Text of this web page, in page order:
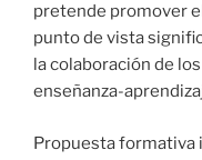
pretende promover
punto de vista
la colaboración de
enseñanza-
Propuesta formativa